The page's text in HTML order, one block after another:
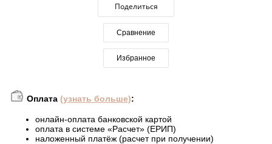
Поделиться
Сравнение
Избранное
Оплата (узнать больше):
онлайн-оплата банковской картой
оплата в системе «Расчет» (ЕРИП)
наложенный платёж (расчет при получении)